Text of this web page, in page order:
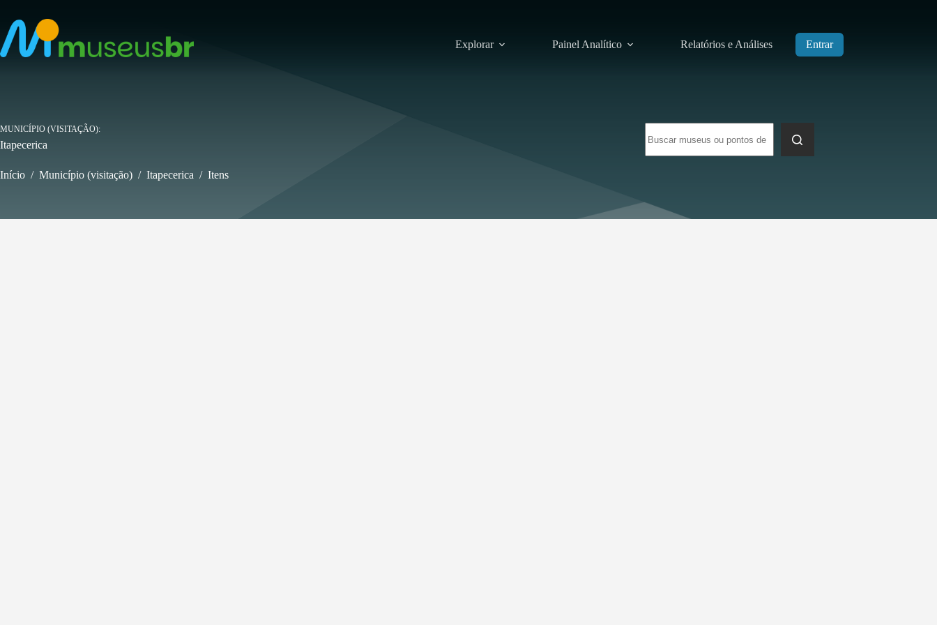
para
conteúdo
Explorar Painel Analítico Relatórios e Análises Entrar
resultados
MUNICÍPIO (VISITAÇÃO)
Itapecerica
Início / Município (visitação) / Itapecerica / Itens